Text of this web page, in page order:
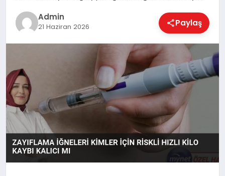
SAĞLIK
SPOR
TEKNOLOJI
Admin
21 Haziran 2026 Paylaş